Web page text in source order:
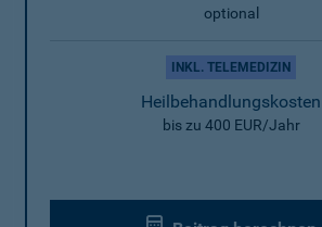
optional
INKL. TELEMEDIZIN
Heilbehandlungskosten
bis zu 400 EUR/Jahr